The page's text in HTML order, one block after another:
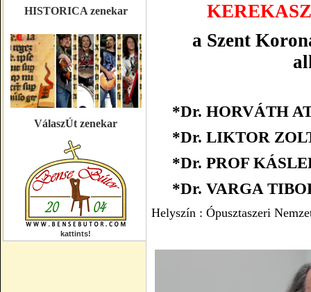
HISTORICA zenekar
VálaszÚt zenekar
kattints!
a Szent
*Dr. HORVÁTH
*Dr. LIKTOR
*Dr. PROF
*Dr. VARGA
Helyszín : Ópusztaszeri